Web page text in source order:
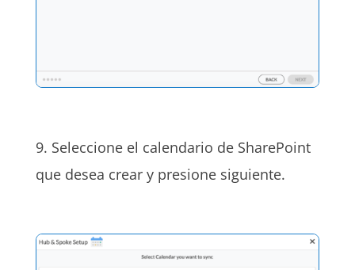
9. Seleccione el calendario de SharePoint
que desea crear y presione siguiente.